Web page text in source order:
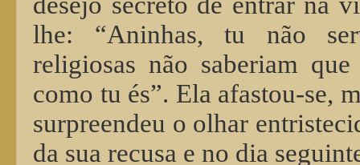
lhe: “Aninhas, tu não
religiosas não saberiam
como tu és”. Ela afastou-se,
surpreendeu o olhar
da sua recusa e no dia